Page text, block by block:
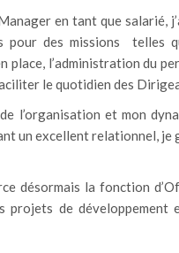
en tant que salarié,
des missions telles
l’administration du
le quotidien des
l’organisation et mon
un excellent relationnel,
désormais la fonction
de développement